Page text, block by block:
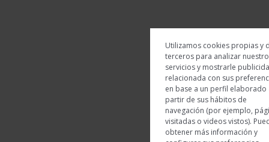
Utilizamos cookies propias y
terceros para analizar
servicios y mostrarle
relacionada con sus
en base a un perfil elaborado
partir de sus hábitos de
navegación (por ejemplo,
visitadas o videos vistos).
obtener más información y